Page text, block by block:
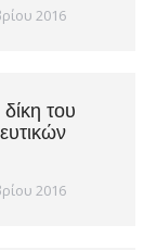
2016
του
2016